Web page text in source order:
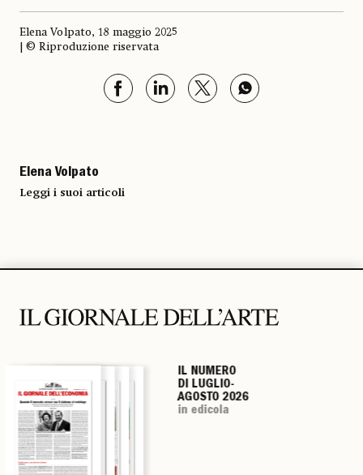
Elena Volpato, 18 maggio 2025
| © Riproduzione riservata
Elena Volpato
Leggi i suoi articoli
IL NUMERO
DI LUGLIO-
AGOSTO 2026
in edicola
IL NUMERO
DI LUGLIO-
AGOSTO 2026
in edicola
IL NUMERO
DI LUGLIO-
AGOSTO 2026
in edicola
IL NUMERO
DI LUGLIO-
AGOSTO 2026
in edicola